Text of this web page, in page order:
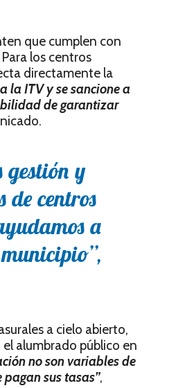
que cumplen con
los centros
directamente la
la ITV y se sancione a
de garantizar
gestión y
de centros
a
,
a cielo abierto,
alumbrado público en
no son variables de
sus tasas”,